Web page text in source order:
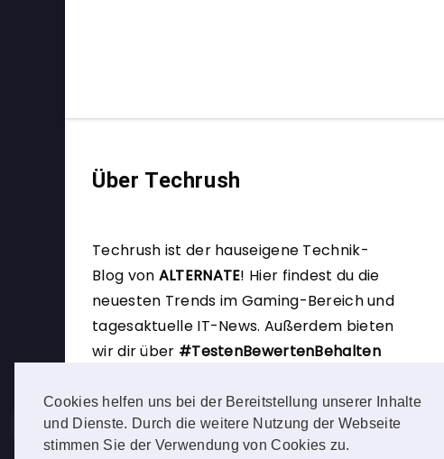
Cookies helfen uns bei der Bereitstellung unserer Inhalte
und Dienste. Durch die weitere Nutzung der Webseite
stimmen Sie der Verwendung von Cookies zu.
Über Techrush
Techrush ist der hauseigene Technik-
Blog von ALTERNATE! Hier findest du die
neuesten Trends im Gaming-Bereich und
tagesaktuelle IT-News. Außerdem bieten
wir dir über #TestenBewertenBehalten
werden.